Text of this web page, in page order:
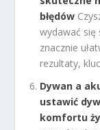
błędów
wydawać się
znacznie
rezultaty,
Dywan a
ustawić
komfortu